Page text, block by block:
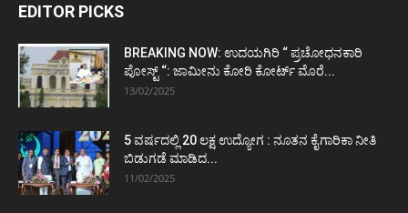
EDITOR PICKS
BREAKING NOW: ಉದಯಗಿರಿ “ ಪ್ರಚೋಧನಕಾರಿ
ಪೋಸ್ಟ್‌ “: ಜಾಮೀನು ಕೋರಿ ಕೋರ್ಟ್‌ ಮೊರೆ...
13/02/2025
5 ವರ್ಷದಲ್ಲಿ 20 ಲಕ್ಷ ಉದ್ಯೋಗ : ನೂತನ ಕೈಗಾರಿಕಾ ನೀತಿ
ಬಿಡುಗಡೆ ಮಾಡಿದ...
11/02/2025